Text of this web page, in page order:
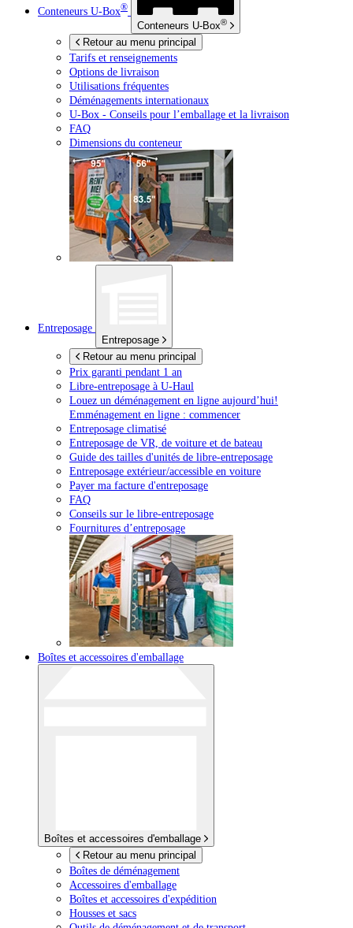
Conteneurs U-Box®
Conteneurs U-Box®
Retour au menu principal
Tarifs et renseignements
Options de livraison
Utilisations fréquentes
Déménagements internationaux
U-Box - Conseils pour l’emballage et la livraison
FAQ
Dimensions du conteneur
Entreposage
Entreposage
Retour au menu principal
Prix garanti pendant 1 an
Libre-entreposage à U-Haul
Louez un déménagement en ligne aujourd’hui!
Emménagement en ligne : commencer
Entreposage climatisé
Entreposage de VR, de voiture et de bateau
Guide des tailles d'unités de libre-entreposage
Entreposage extérieur/accessible en voiture
Payer ma facture d'entreposage
FAQ
Conseils sur le libre-entreposage
Fournitures d’entreposage
Boîtes et accessoires d'emballage
Boîtes et accessoires d'emballage
Retour au menu principal
Boîtes de déménagement
Accessoires d'emballage
Boîtes et accessoires d'expédition
Housses et sacs